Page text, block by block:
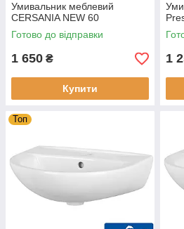
Умивальник меблевий
CERSANIA NEW 60
Готово до відправки
1 650 ₴
Купити
1
Топ